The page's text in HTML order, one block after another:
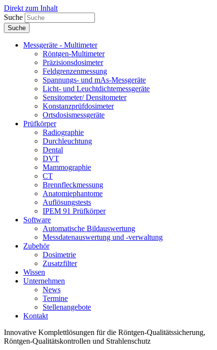
Direkt zum Inhalt
Suche
Messgeräte - Multimeter
Röntgen-Multimeter
Präzisionsdosimeter
Feldgrenzenmessung
Spannungs- und mAs-Messgeräte
Licht- und Leuchtdichtemessgeräte
Sensitometer/ Densitometer
Konstanzprüfdosimeter
Ortsdosismessgeräte
Prüfkörper
Radiographie
Durchleuchtung
Dental
DVT
Mammographie
CT
Brennfleckmessung
Anatomiephantome
Auflösungstests
IPEM 91 Prüfkörper
Software
Automatische Bildauswertung
Messdatenauswertung und -verwaltung
Zubehör
Dosimetrie
Zusatzfilter
Wissen
Unternehmen
News
Termine
Stellenangebote
Kontakt
Innovative Komplettlösungen für die Röntgen-Qualitätssicherung,
Röntgen-Qualitätskontrollen und Strahlenschutz